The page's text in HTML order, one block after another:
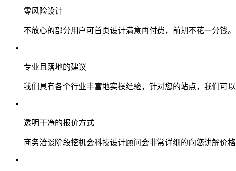
零风险设计
不放心的部分用户可首页设计满意再付费，前期不花一分钱
专业且落地的建议
我们具有各个行业丰富地实操经验，针对您的站点，我们可
透明干净的报价方式
商务洽谈阶段挖机会科技设计顾问会非常详细的向您讲解价